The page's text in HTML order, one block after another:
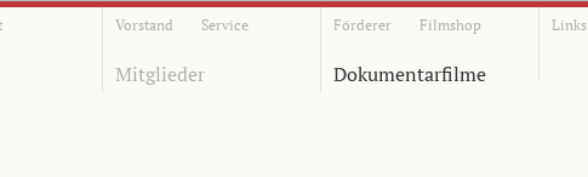
Vorstand Service Förderer Filmshop Links
Mitglieder Dokumentarfilme